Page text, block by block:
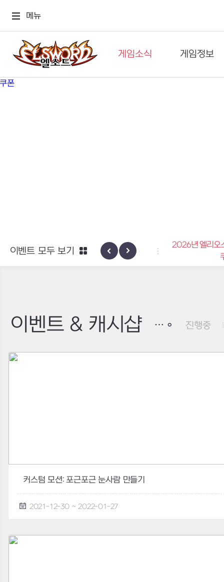
메뉴
게임소식
공지사항
게임정보
세계관
하이반의 엑사스케일 패스
2026년 엘리오스
쿠폰
이벤트 모두 보기
이벤트 & 캐시샵 진행중
커스텀 모션: 포근포근 눈사람 만들기
2021-12-30 ~ 2022-01-27